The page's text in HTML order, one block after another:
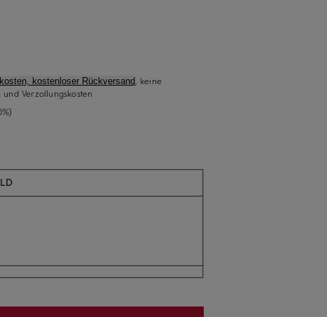
kostenloser Rückversand, keine
Verzollungskosten